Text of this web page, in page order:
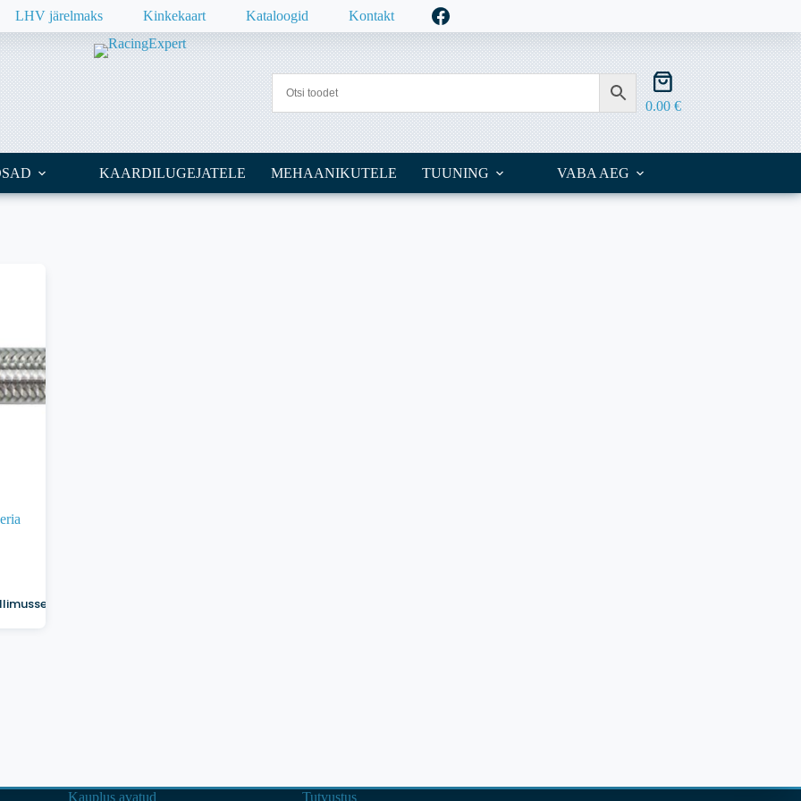
LHV järelmaks Kinkekaart Kataloogid Kontakt
Shopping
cart
0.00€
KAARDILUGEJATELE MEHAANIKUTELE TUUNING VABA AEG
Kauplus avatud Tutvustus